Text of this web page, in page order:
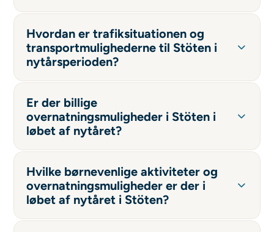
Hvordan er trafiksituationen og
transportmulighederne til Stöten i
nytårsperioden?
Er der billige
overnatningsmuligheder i Stöten i
løbet af nytåret?
Hvilke børnevenlige aktiviteter og
overnatningsmuligheder er der i
løbet af nytåret i Stöten?